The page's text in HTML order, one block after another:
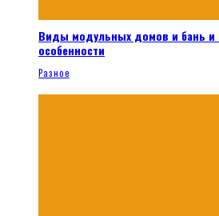
Виды модульных домов и бань и
особенности
Разное